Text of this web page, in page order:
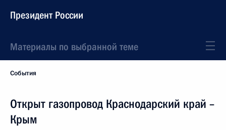
Президент России
Материалы по выбранной теме
События
Открыт газопровод Краснодарский край –
Крым